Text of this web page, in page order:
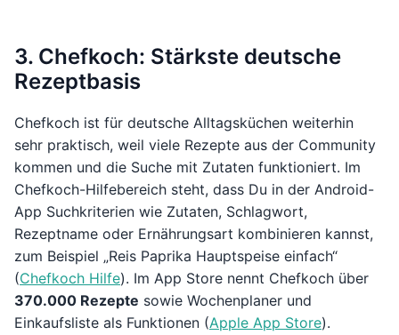
3. Chefkoch: Stärkste deutsche
Rezeptbasis
Chefkoch ist für deutsche Alltagsküchen weiterhin
sehr praktisch, weil viele Rezepte aus der Community
kommen und die Suche mit Zutaten funktioniert. Im
Chefkoch-Hilfebereich steht, dass Du in der Android-
App Suchkriterien wie Zutaten, Schlagwort,
Rezeptname oder Ernährungsart kombinieren kannst,
zum Beispiel „Reis Paprika Hauptspeise einfach“
(Chefkoch Hilfe). Im App Store nennt Chefkoch über
370.000 Rezepte sowie Wochenplaner und
Einkaufsliste als Funktionen (Apple App Store).